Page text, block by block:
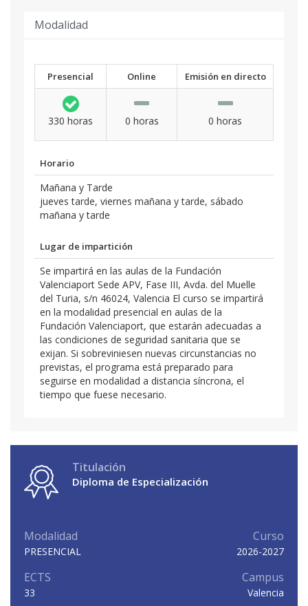
Modalidad
Presencial Online Emisión en directo
330 horas 0 horas 0 horas
Horario
Mañana y Tarde
jueves tarde, viernes mañana y tarde, sábado
mañana y tarde
Lugar de impartición
Se impartirá en las aulas de la Fundación
Valenciaport Sede APV, Fase III, Avda. del Muelle
del Turia, s/n 46024, Valencia El curso se impartirá
en la modalidad presencial en aulas de la
Fundación Valenciaport, que estarán adecuadas a
las condiciones de seguridad sanitaria que se
exijan. Si sobreviniesen nuevas circunstancias no
previstas, el programa está preparado para
seguirse en modalidad a distancia síncrona, el
tiempo que fuese necesario.
Titulación
Diploma de Especialización
Modalidad
PRESENCIAL
Curso
2026-2027
ECTS
33
Campus
Valencia